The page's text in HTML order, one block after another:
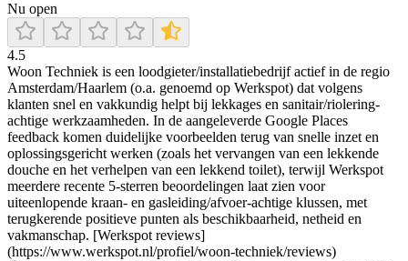
Nu open
4.5
Woon Techniek is een loodgieter/installatiebedrijf actief in de regio
Amsterdam/Haarlem (o.a. genoemd op Werkspot) dat volgens
klanten snel en vakkundig helpt bij lekkages en sanitair/riolering-
achtige werkzaamheden. In de aangeleverde Google Places
feedback komen duidelijke voorbeelden terug van snelle inzet en
oplossingsgericht werken (zoals het vervangen van een lekkende
douche en het verhelpen van een lekkend toilet), terwijl Werkspot
meerdere recente 5-sterren beoordelingen laat zien voor
uiteenlopende kraan- en gasleiding/afvoer-achtige klussen, met
terugkerende positieve punten als beschikbaarheid, netheid en
vakmanschap. [Werkspot reviews]
(https://www.werkspot.nl/profiel/woon-techniek/reviews)